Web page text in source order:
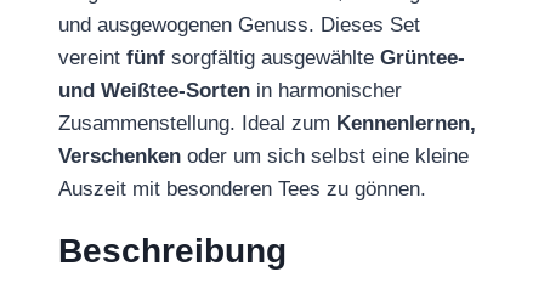
und ausgewogenen Genuss. Dieses Set
vereint fünf sorgfältig ausgewählte Grüntee-
und Weißtee-Sorten in harmonischer
Zusammenstellung. Ideal zum Kennenlernen,
Verschenken oder um sich selbst eine kleine
Auszeit mit besonderen Tees zu gönnen.
Beschreibung